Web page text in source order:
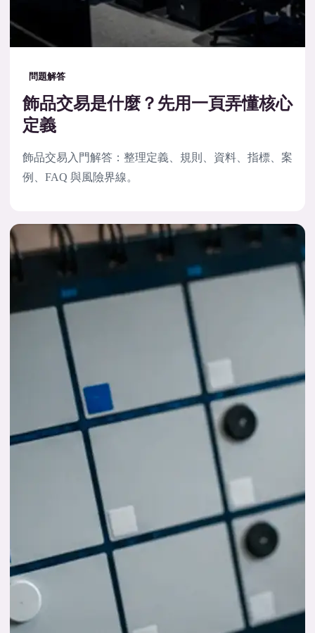
問題解答
飾品交易是什麼？先用一頁弄懂核心
定義
飾品交易入門解答：整理定義、規則、資料、指標、案
例、FAQ 與風險界線。